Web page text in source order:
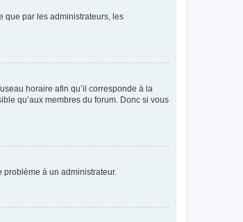
que par les administrateurs, les
horaire afin qu’il corresponde à la
qu’aux membres du forum. Donc si vous
problème à un administrateur.